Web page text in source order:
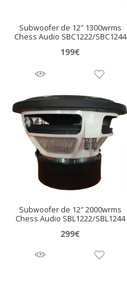
Subwoofer de 12″ 1300wrms
Chess Audio SBC1222/SBC1244
199€
Subwoofer de 12″ 2000wrms
Chess Audio SBL1222/SBL1244
299€